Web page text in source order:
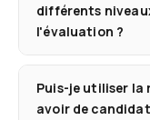
différents
l'évaluation ?
Puis-je utiliser la
avoir de